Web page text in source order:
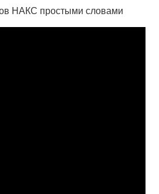
НАКС простыми словами